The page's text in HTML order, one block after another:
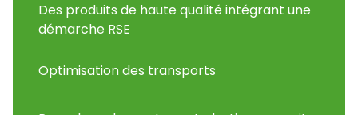
Des produits de haute qualité intégrant une
démarche RSE
Optimisation des transports